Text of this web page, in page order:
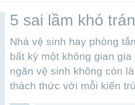
5 sai lầm khó
Nhà vệ sinh hay phòng
bất kỳ một không gian
ngăn vệ sinh không còn
thách thức với mỗi kiến